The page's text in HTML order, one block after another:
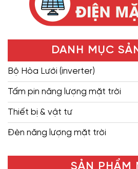
DANH MỤC
Bộ Hòa Lưới (inverter)
Tấm pin năng lượng mặt trời
Thiết bị & vật tư
Đèn năng lượng mặt trời